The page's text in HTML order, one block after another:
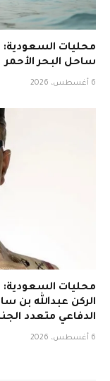
محليات السعودية:
ساحل البحر الأحمر
6 أغسطس، 2026
محليات السعودية:
الركن عبدالله بن
الدفاعي متعدد
6 أغسطس، 2026